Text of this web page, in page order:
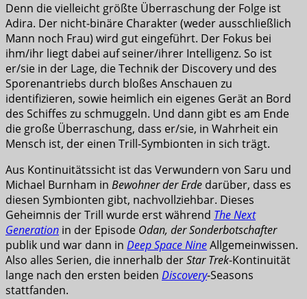
Denn die vielleicht größte Überraschung der Folge ist
Adira. Der nicht-binäre Charakter (weder ausschließlich
Mann noch Frau) wird gut eingeführt. Der Fokus bei
ihm/ihr liegt dabei auf seiner/ihrer Intelligenz. So ist
er/sie in der Lage, die Technik der Discovery und des
Sporenantriebs durch bloßes Anschauen zu
identifizieren, sowie heimlich ein eigenes Gerät an Bord
des Schiffes zu schmuggeln. Und dann gibt es am Ende
die große Überraschung, dass er/sie, in Wahrheit ein
Mensch ist, der einen Trill-Symbionten in sich trägt.
Aus Kontinuitätssicht ist das Verwundern von Saru und
Michael Burnham in Bewohner der Erde darüber, dass es
diesen Symbionten gibt, nachvollziehbar. Dieses
Geheimnis der Trill wurde erst während The Next
Generation in der Episode Odan, der Sonderbotschafter
publik und war dann in Deep Space NineAllgemeinwissen.
Also alles Serien, die innerhalb derStar Trek-Kontinuität
lange nach den ersten beiden Discovery-Seasons
stattfanden.